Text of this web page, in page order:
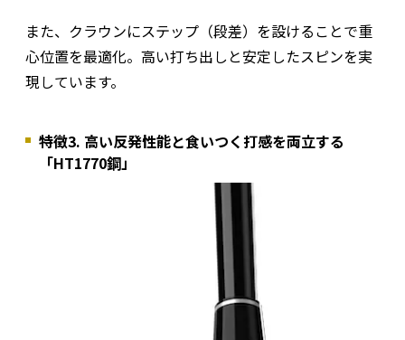
また、クラウンにステップ（段差）を設けることで重
心位置を最適化。高い打ち出しと安定したスピンを実
現しています。
特徴3. 高い反発性能と食いつく打感を両立する
「HT1770鋼」